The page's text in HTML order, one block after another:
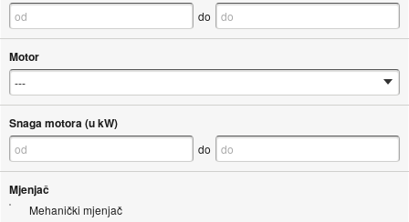
do
Motor
Snaga motora (u kW)
do
Mjenjač
Mehanički mjenjač